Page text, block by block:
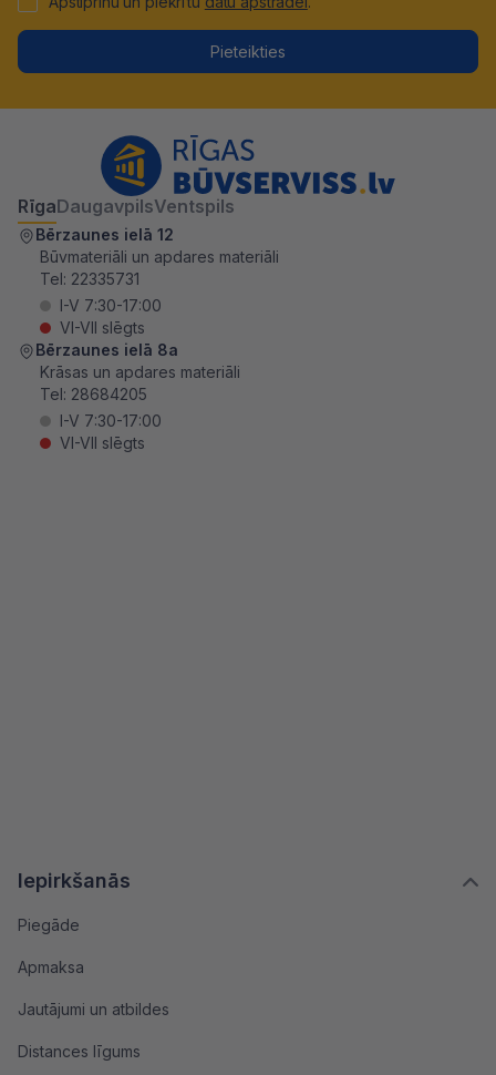
Pieteikties
Iepirkšanās
Piegāde
Apmaksa
Jautājumi un atbildes
Distances līgums
RīgaDaugavpilsVentspils
Bērzaunes ielā 12
Būvmateriāli un apdares materiāli
Tel: 22335731
I-V 7:30-17:00
VI-VII slēgts
Bērzaunes ielā 8a
Krāsas un apdares materiāli
Tel: 28684205
I-V 7:30-17:00
VI-VII slēgts